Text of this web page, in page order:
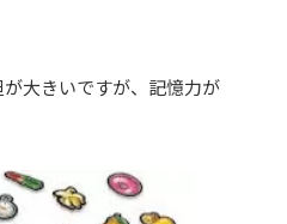
大きいですが、記憶力が